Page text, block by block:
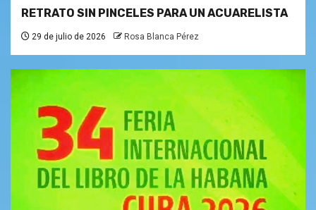
RETRATO SIN PINCELES PARA UN ACUARELISTA
29 de julio de 2026 Rosa Blanca Pérez